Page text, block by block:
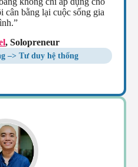
cân bằng lại cuộc sống gia
, Solopreneur
–> Tư duy hệ thống